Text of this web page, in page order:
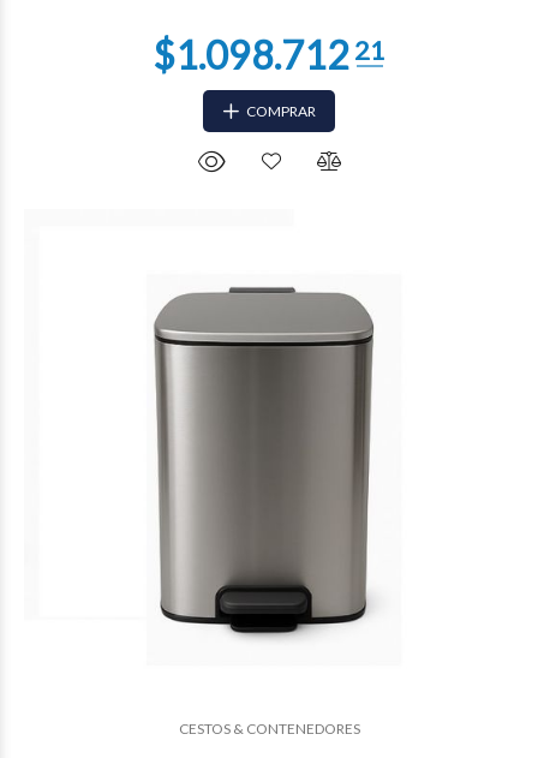
COMPRAR
CESTOS & CONTENEDORES
$82.76400